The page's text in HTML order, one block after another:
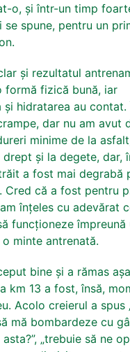
o, și într-un timp
se spune, pentru un
și rezultatul
formă fizică bună, iar
și hidratarea au contat.
dar nu am avut
minime de la
drept și la degete, dar,
a fost mai degrabă
Cred că a fost pentru
înțeles cu adevărat
funcționeze împreună
minte antrenată.
bine și a rămas
km 13 a fost, însă,
Acolo creierul a spus
mă bombardeze cu
„trebuie să ne